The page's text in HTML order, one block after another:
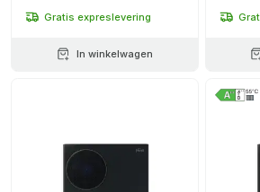
Gratis expreslevering
In winkelwagen